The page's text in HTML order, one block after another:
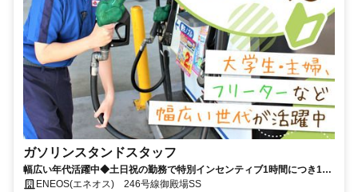
ガソリンスタンドスタッフ
幅広い年代活躍中◆土日祝の勤務で特別インセンティブ1時間につき100
円支給◆着替え時間も手当あり◆交通費規定内支給◆フルタイムor扶養
ENEOS(エネオス) 246号線御殿場SS